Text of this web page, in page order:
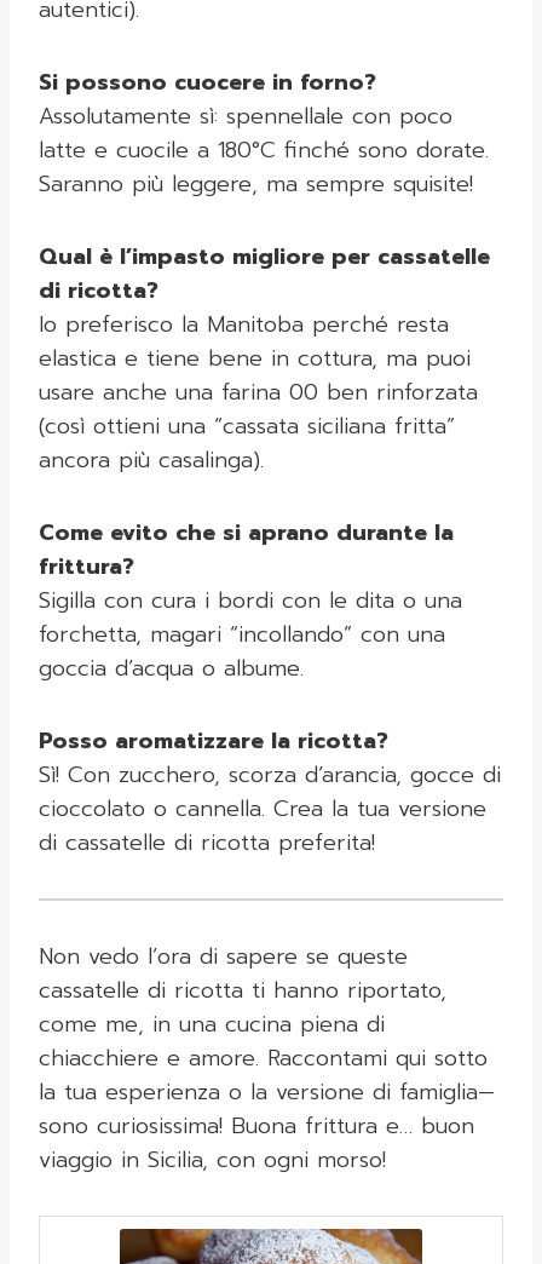
autentici).
Si possono cuocere in forno?
Assolutamente sì: spennellale con poco
latte e cuocile a 180°C finché sono dorate.
Saranno più leggere, ma sempre squisite!
Qual è l’impasto migliore per cassatelle
di ricotta?
Io preferisco la Manitoba perché resta
elastica e tiene bene in cottura, ma puoi
usare anche una farina 00 ben rinforzata
(così ottieni una “cassata siciliana fritta”
ancora più casalinga).
Come evito che si aprano durante la
frittura?
Sigilla con cura i bordi con le dita o una
forchetta, magari “incollando” con una
goccia d’acqua o albume.
Posso aromatizzare la ricotta?
Sì! Con zucchero, scorza d’arancia, gocce di
cioccolato o cannella. Crea la tua versione
di cassatelle di ricotta preferita!
Non vedo l’ora di sapere se queste
cassatelle di ricotta ti hanno riportato,
come me, in una cucina piena di
chiacchiere e amore. Raccontami qui sotto
la tua esperienza o la versione di famiglia—
sono curiosissima! Buona frittura e… buon
viaggio in Sicilia, con ogni morso!